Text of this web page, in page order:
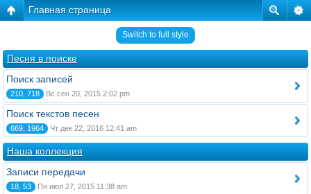
Главная страница
Switch to full style
Песня в поиске
Поиск записей
210, 718 Вс сен 20, 2015 2:02 pm
Поиск текстов песен
669, 1964 Чт дек 22, 2016 12:41 am
Наша коллекция
Записи передачи
18, 53 Пн июл 27, 2015 11:38 am